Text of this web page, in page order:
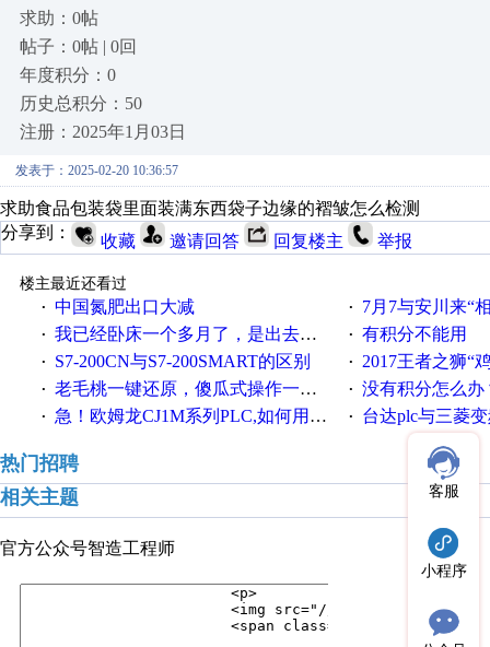
求助：0帖
帖子：0帖 | 0回
年度积分：0
历史总积分：50
注册：2025年1月03日
发表于：2025-02-20 10:36:57
求助食品包装袋里面装满东西袋子边缘的褶皱怎么检测
分享到：
收藏 邀请回答 回复楼主 举报
楼主最近还看过
· 中国氮肥出口大减 · 7月7与安川来“
· 我已经卧床一个多月了，是出去安装机械手在高速遭遇车祸所致:大家工作都要特别注意啊 · 有积分不能用
· S7-200CN与S7-200SMART的区别 · 2017王者之狮“鸡”情签到
· 老毛桃一键还原，傻瓜式操作一键轻松备份还原；程序为向导式安装，一键即可实现自动备份或还原系统。 · 没有积分怎么办
· 急！欧姆龙CJ1M系列PLC,如何用时间控制变频器。要求时间在组态王中可以自由输入！拜托各位大神了！ · 台达plc与三菱
热门招聘
相关主题
官方公众号智造工程师
客服
小程序